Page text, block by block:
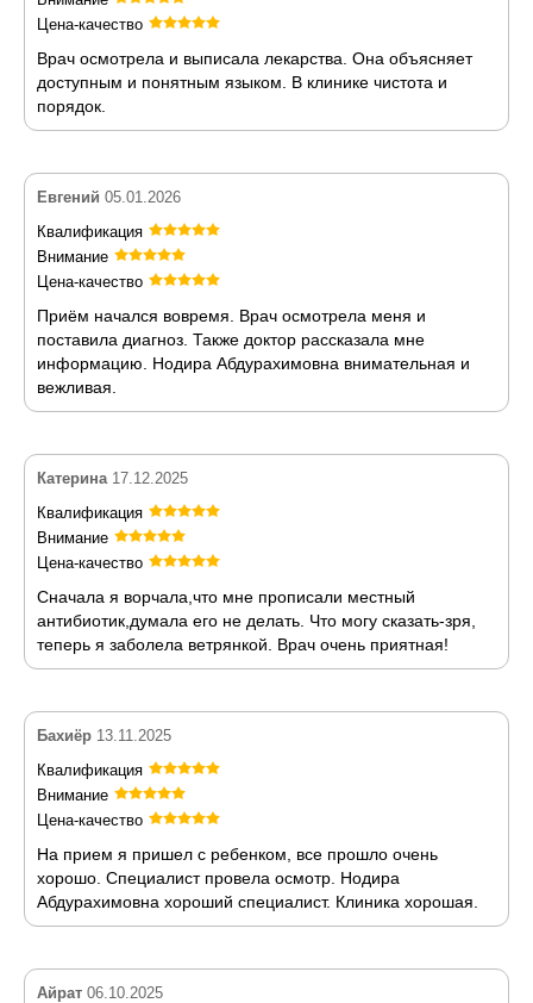
Цена-качество
Врач осмотрела и выписала лекарства. Она объясняет
доступным и понятным языком. В клинике чистота и
порядок.
Евгений 05.01.2026
Квалификация
Внимание
Цена-качество
Приём начался вовремя. Врач осмотрела меня и
поставила диагноз. Также доктор рассказала мне
информацию. Нодира Абдурахимовна внимательная и
вежливая.
Катерина 17.12.2025
Квалификация
Внимание
Цена-качество
Сначала я ворчала,что мне прописали местный
антибиотик,думала его не делать. Что могу сказать-зря,
теперь я заболела ветрянкой. Врач очень приятная!
Бахиёр 13.11.2025
Квалификация
Внимание
Цена-качество
На прием я пришел с ребенком, все прошло очень
хорошо. Специалист провела осмотр. Нодира
Абдурахимовна хороший специалист. Клиника хорошая.
Айрат 06.10.2025